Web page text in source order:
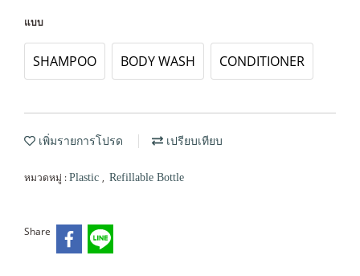
แบบ
SHAMPOO BODY WASH CONDITIONER
เพิ่มรายการโปรด เปรียบเทียบ
หมวดหมู่ : Plastic , Refillable Bottle
Share